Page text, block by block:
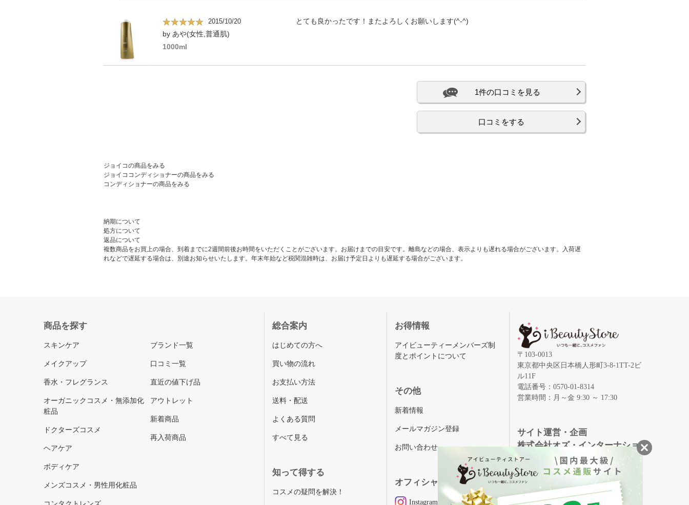
2015/10/20
by あや(女性,普通肌)
1000ml
とても良かったです！またよろしくお願いします(^-^)
1件の口コミを見る
口コミをする
ジョイコの商品をみる
ジョイココンディショナーの商品をみる
コンディショナーの商品をみる
納期について
処方について
返品について
複数商品をお買上の場合、到着までに2週間前後お時間をいただくことがございます。お届けまでの目安です。離島などの場合、表示よりも遅れる場合がございます。入荷遅
れなどで遅延する場合は、別途お知らせいたします。年末年始など税関混雑時は、お届け予定日よりも遅延する場合がございます。
商品を探す
スキンケア
メイクアップ
香水・フレグランス
オーガニックコスメ・無添加化
粧品
ドクターズコスメ
ヘアケア
ボディケア
メンズコスメ・男性用化粧品
ブランド一覧
口コミ一覧
直近の値下げ品
アウトレット
新着商品
再入荷商品
総合案内
はじめての方へ
買い物の流れ
お支払い方法
送料・配送
よくある質問
すべて見る
知って得する
コスメの疑問を解決！
お得情報
アイビューティーメンバーズ制
度とポイントについて
その他
新着情報
メールマガジン登録
お問い合わせ
オフィシャルSNS
Instagram
〒103-0013
東京都中央区日本橋人形町3-8-1TT-2ビ
ル11F
電話番号：0570-01-8314
営業時間：月～金 9:30 ～ 17:30
サイト運営・企画
株式会社オズ・インターナショ
ナル
創業150年、英国伝統の最高級猪毛ハン
ドメイドヘアブラシ
メイソンピアソン